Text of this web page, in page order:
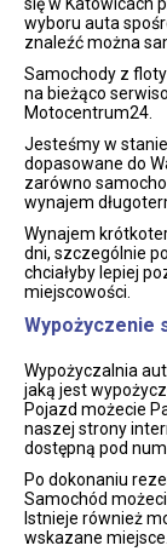
wyboru auta
znaleźć można
Samochody z
na bieżąco
Motocentrum24.
Jesteśmy w
dopasowane do
zarówno
wynajem
Wynajem
dni, szczególnie
chciałyby lepiej
miejscowości.
Wypożyczenie
Wypożyczalnia
jaką jest
Pojazd możecie
naszej strony
dostępną pod
Po dokonaniu
Samochód
Istnieje również
wskazane miejsce.